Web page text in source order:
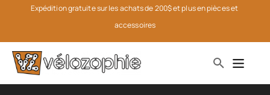
Expédition gratuite sur les achats de 200$ et plus en pièces et
accessoires